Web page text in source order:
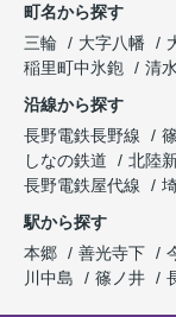
町名から探す
三輪
大字八幡
稲里町中氷鉋
清水
沿線から探す
長野電鉄長野線
しなの鉄道
北陸
長野電鉄屋代線
駅から探す
本郷
善光寺下
川中島
篠ノ井